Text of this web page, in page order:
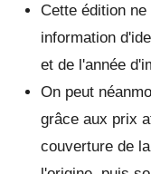
Cette édition
information
et de l'année
On peut
grâce aux prix
couverture de